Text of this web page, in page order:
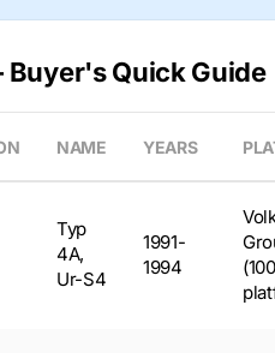
Buyer's Quick Guide
NAME YEARS
Typ
4A,
Ur-S4
1991-
1994
(100